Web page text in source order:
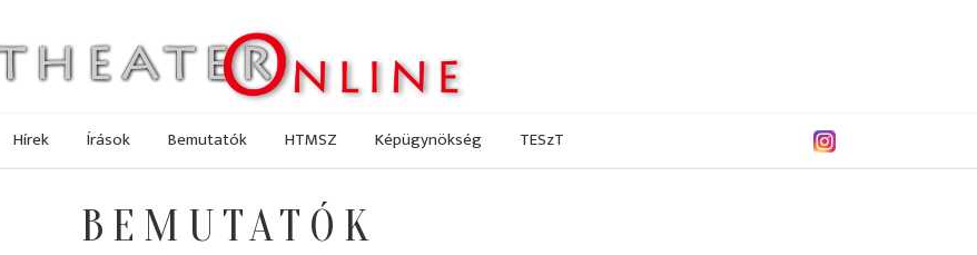
Hírek Írások Bemutatók HTMSZ Képügynökség TESzT
BEMUTATÓK